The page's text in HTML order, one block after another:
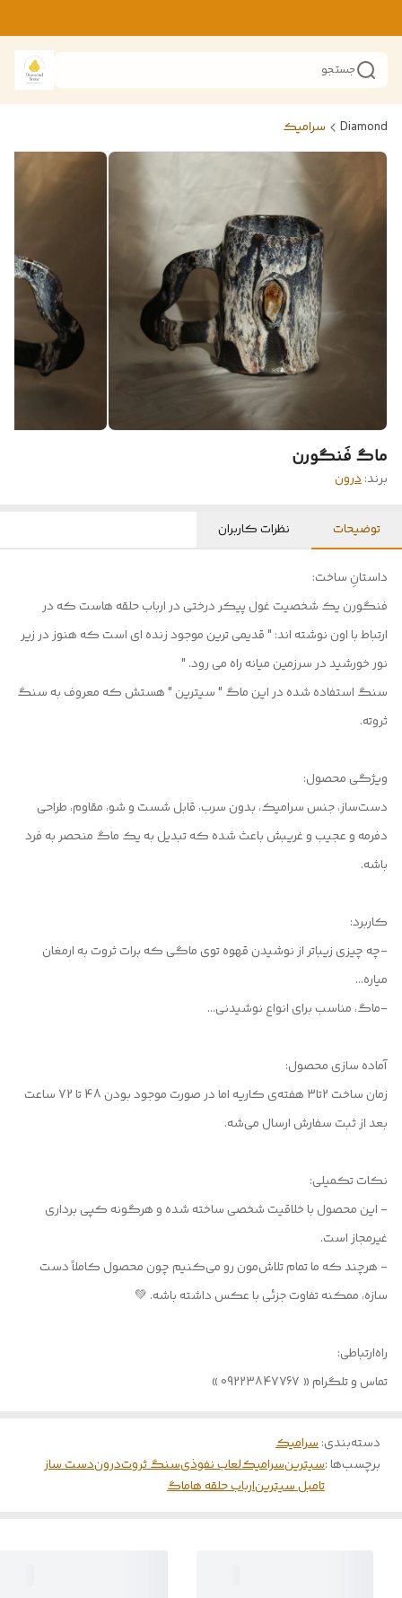
جستجو
Diamond سرامیک
ماگ فَنگورن
برند:درون
توضیحات نظرات کاربران
داستانِ ساخت:
فنگورن یک شخصیت غول پیکر درختی در ارباب حلقه هاست که در
ارتباط با اون نوشته اند: " قدیمی ترین موجود زنده ای است که هنوز در زیر
نور خورشید در سرزمین میانه راه می رود. "
سنگ استفاده شده در این ماگ " سیترین " هستش که معروف به سنگ
ثروته.
ویژگی محصول:
دست‌ساز، جنس سرامیک، بدون سرب، قابل شست و شو، مقاوم، طراحی
دفرمه و عجیب و غریبش باعث شده که تبدیل به یک ماگ منحصر به فرد
باشه.
کاربرد:
-چه چیزی زیباتر از نوشیدن قهوه توی ماگی که برات ثروت به ارمغان
میاره...
-ماگ، مناسب برای انواع نوشیدنی...
آماده سازی محصول:
زمان ساخت 2تا3 هفته‌ی کاریه اما در صورت موجود بودن 48 تا 72 ساعت
بعد از ثبت سفارش ارسال می‌شه.
نکات تکمیلی:
- این محصول با خلاقیت شخصی ساخته شده و هرگونه کپی برداری
غیرمجاز است.
- هرچند که ما تمام تلاش‌مون رو می‌کنیم چون محصول کاملاً دست
سازه، ممکنه تفاوت جزئی با عکس داشته باشه. 💚
راه‌ارتباطی:
تماس و تلگرام « 09223847767 »
دسته‌بندی:سرامیک
برچسب‌ها :سیترینسرامیکلعاب نفوذیسنگ ثروتدروندست ساز
تامبل سیترینارباب حلقه هاماگ